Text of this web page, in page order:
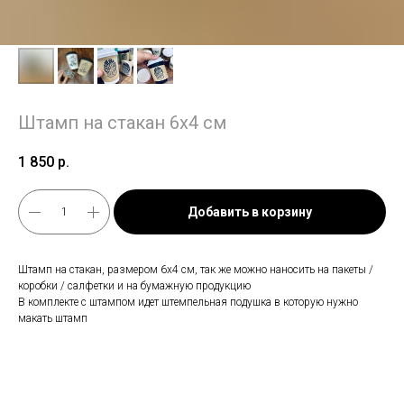
Штамп на стакан 6х4 см
1 850 р.
Добавить в корзину
Штамп на стакан, размером 6х4 см, так же можно наносить на пакеты /
коробки / салфетки и на бумажную продукцию
В комплекте с штампом идет штемпельная подушка в которую нужно
макать штамп